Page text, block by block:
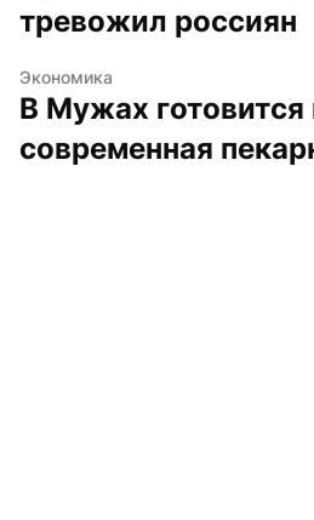
тревожил россиян
Экономика
В Мужах
современная